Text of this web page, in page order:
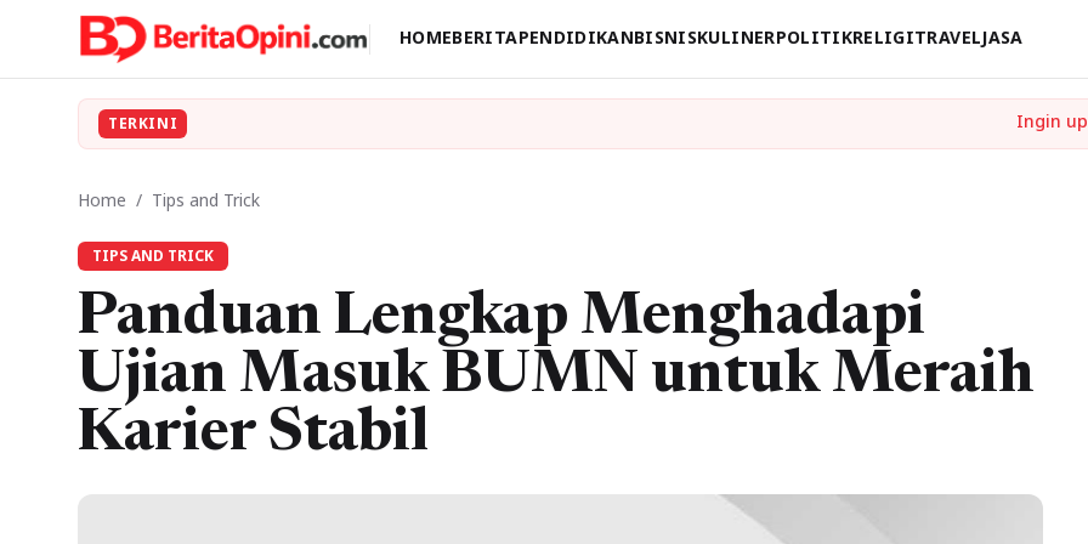
HOMEBERITAPENDIDIKANBISNISKULINERPOLITIKRELIGITRAVELJASA
TERKINI
Home / Tips and Trick
TIPS AND TRICK
Panduan Lengkap Menghadapi
Ujian Masuk BUMN untuk Meraih
Karier Stabil